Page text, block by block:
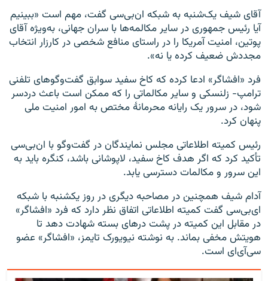
آقای شیف یک‌شنبه به شبکه ان‌بی‌سی گفت، مهم است «ببینیم
آیا رئیس جمهوری در سایر مکالمه‌ها با سران جهانی، به‌ویژه آقای
پوتین، امنیت آمریکا را در راستای منافع شخصی در کارزار انتخاب
مجددش ضعیف کرده یا نه».
فرد «افشاگر» ادعا کرده که کاخ سفید سوابق گفت‌وگوهای تلفنی
ترامپ- زلنسکی و سایر مکالماتی را که ممکن است باعث دردسر
شود، در سرور یک رایانه محرمانهٔ مختص به امور امنیت ملی
پنهان کرد.
رئیس کمیته اطلاعاتی مجلس نمایندگان در گفت‌وگو با ان‌بی‌سی
تأکید کرد که اگر هدف کاخ سفید، لاپوشانی باشد، کنگره باید به
این سرور و مکالمات دسترسی یابد.
آدام شیف همچنین در مصاحبه دیگری در روز یکشنبه با شبکه
ای‌بی‌سی گفت کمیته اطلاعاتی اتفاق نظر دارد که فرد «افشاگر»
در مقابل این کمیته در پشت درهای بسته شهادت دهد تا
هویتش مخفی بماند. به نوشته نیویورک تایمز، «افشاگر» عضو
سی‌آی‌ای است.